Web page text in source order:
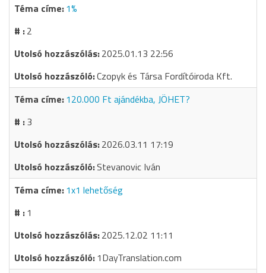
1%
2
2025.01.13 22:56
Czopyk és Társa Fordítóiroda Kft.
120.000 Ft ajándékba, JÖHET?
3
2026.03.11 17:19
Stevanovic Iván
1x1 lehetőség
1
2025.12.02 11:11
1DayTranslation.com